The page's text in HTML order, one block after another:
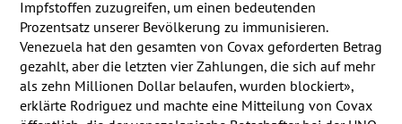
Impfstoffen zuzugreifen, um einen bedeutenden
Prozentsatz unserer Bevölkerung zu immunisieren.
Venezuela hat den gesamten von Covax geforderten Betrag
gezahlt, aber die letzten vier Zahlungen, die sich auf mehr
als zehn Millionen Dollar belaufen, wurden blockiert»,
erklärte Rodriguez und machte eine Mitteilung von Covax